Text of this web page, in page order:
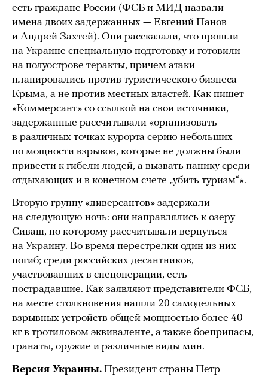
есть граждане России (ФСБ и МИД назвали
имена двоих задержанных — Евгений Панов
и Андрей Захтей). Они рассказали, что прошли
на Украине специальную подготовку и готовили
на полуострове теракты, причем атаки
планировались против туристического бизнеса
Крыма, а не против местных властей. Как пишет
«Коммерсант» со ссылкой на свои источники,
задержанные рассчитывали «организовать
в различных точках курорта серию небольших
по мощности взрывов, которые не должны были
привести к гибели людей, а вызвать панику среди
отдыхающих и в конечном счете „убить туризм“».
Вторую группу «диверсантов» задержали
на следующую ночь: они направлялись к озеру
Сиваш, по которому рассчитывали вернуться
на Украину. Во время перестрелки один из них
погиб; среди российских десантников,
участвовавших в спецоперации, есть
пострадавшие. Как заявляют представители ФСБ,
на месте столкновения нашли 20 самодельных
взрывных устройств общей мощностью более 40
кг в тротиловом эквиваленте, а также боеприпасы,
гранаты, оружие и различные виды мин.
Версия Украины. Президент страны Петр